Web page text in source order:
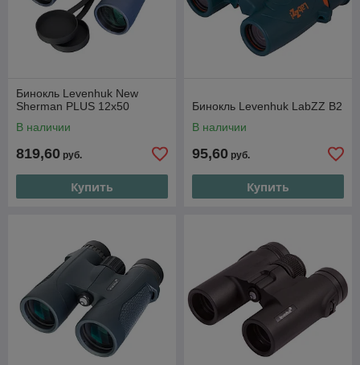
Бинокль Levenhuk New
Sherman PLUS 12x50
В наличии
819,60 руб.
Купить
Бинокль Levenhuk LabZZ B2
В наличии
95,60 руб.
Купить